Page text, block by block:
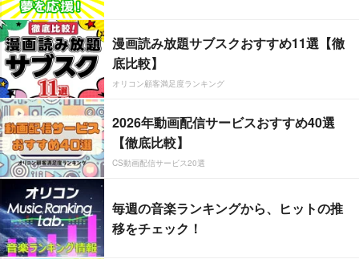
漫画読み放題サブスクおすすめ11選【徹
底比較】
オリコン顧客満足度ランキング
2026年動画配信サービスおすすめ40選
【徹底比較】
CS動画配信サービス20選
毎週の音楽ランキングから、ヒットの推
移をチェック！